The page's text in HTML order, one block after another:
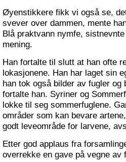
Øyenstikkere fikk vi også se,
svever over dammen, mente
Blå praktvann nymfe,
mening.
Han fortalte til slutt at han ofte
lokasjonene. Han har laget sin
han tok også bilder av fugler
fortalte han. Syriner og
lokke til seg sommerfuglene.
områder som kan bevare
godt leveområde for larvene,
Etter god applaus fra
overrekke en gave på vegne av